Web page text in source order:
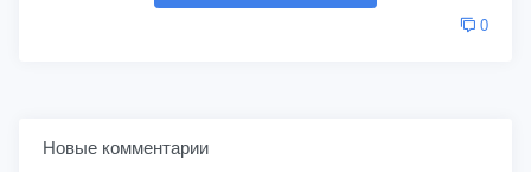
0
Новые комментарии